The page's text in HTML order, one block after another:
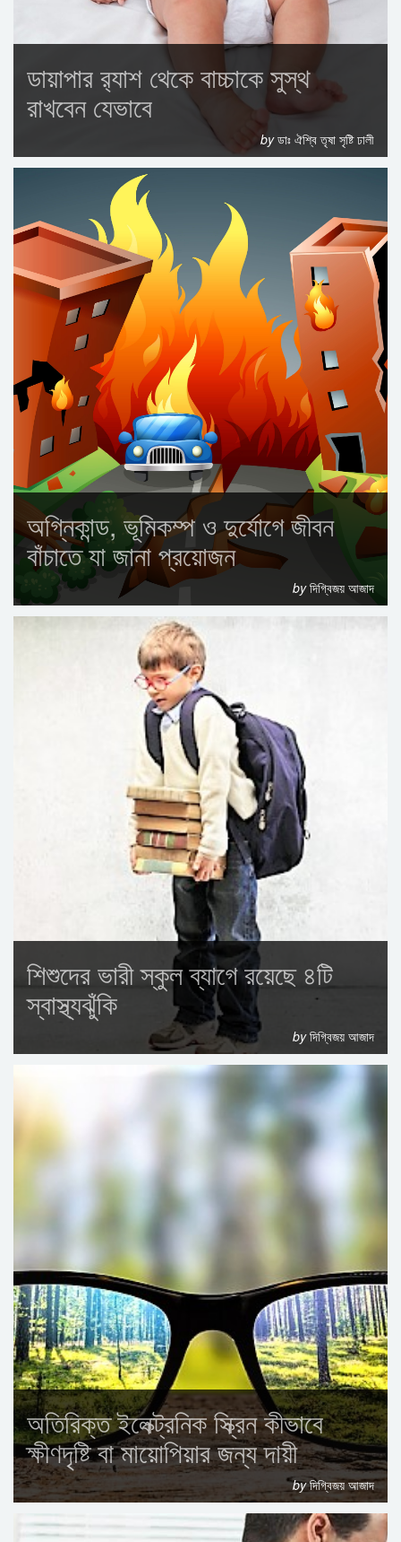
ডায়াপার র‍্যাশ থেকে বাচ্চাকে সুস্থ
রাখবেন যেভাবে
byডাঃ ঐশ্বি তৃষা সৃষ্টি ঢালী
অগ্নিকান্ড, ভূমিকম্প ও দুর্যোগে জীবন
বাঁচাতে যা জানা প্রয়োজন
byদিগ্বিজয় আজাদ
শিশুদের ভারী স্কুল ব্যাগে রয়েছে ৪টি
স্বাস্থ্যঝুঁকি
byদিগ্বিজয় আজাদ
অতিরিক্ত ইলেক্ট্রনিক স্ক্রিন কীভাবে
ক্ষীণদৃষ্টি বা মায়োপিয়ার জন্য দায়ী
byদিগ্বিজয় আজাদ